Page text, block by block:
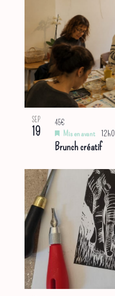
SEP
19
Brunch créatif
Mis en avant
45€